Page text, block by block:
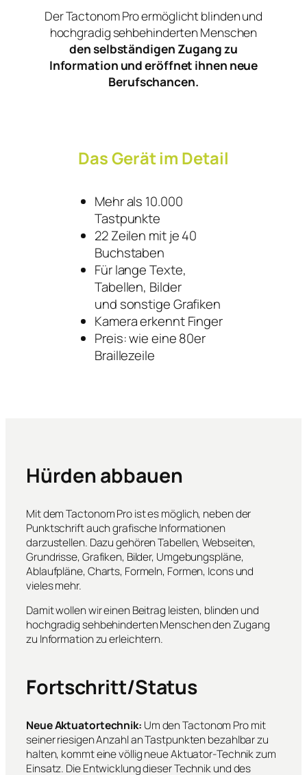
Der Tactonom Pro ermöglicht blinden und
hochgradig sehbehinderten Menschen
denselbständigen Zugang zu
Information und eröffnet ihnen neue
Berufschancen.
Das Gerät im Detail
Mehr als 10.000
Tastpunkte
22 Zeilen mit je 40
Buchstaben
Für lange Texte,
Tabellen, Bilder
und sonstige Grafiken
Kamera erkennt Finger
Preis: wie eine 80er
Braillezeile
Hürden abbauen
Mit dem Tactonom Pro ist es möglich, neben der
Punktschrift auch grafische Informationen
darzustellen. Dazu gehören Tabellen, Webseiten,
Grundrisse, Grafiken, Bilder, Umgebungspläne,
Ablaufpläne, Charts, Formeln, Formen, Icons und
vieles mehr.
Damit wollen wir einen Beitrag leisten, blinden und
hochgradig sehbehinderten Menschen den Zugang
zu Information zu erleichtern.
Fortschritt/Status
Neue Aktuatortechnik: Um den Tactonom Pro mit
seiner riesigen Anzahl an Tastpunkten bezahlbar zu
halten, kommt eine völlig neue Aktuator-Technik zum
Einsatz. Die Entwicklung dieser Technik und des